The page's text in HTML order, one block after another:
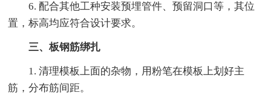
6. 配合其他工种安装预埋管件、预留洞口等，其位
置，标高均应符合设计要求。
三、板钢筋绑扎
1. 清理模板上面的杂物，用粉笔在模板上划好主
筋，分布筋间距。